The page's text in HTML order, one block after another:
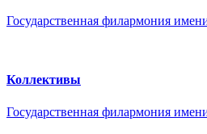
Государственная филармония
Коллективы
Государственная филармония